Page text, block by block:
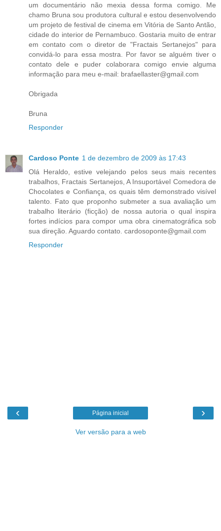
um documentário não mexia dessa forma comigo. Me
chamo Bruna sou produtora cultural e estou desenvolvendo
um projeto de festival de cinema em Vitória de Santo Antão,
cidade do interior de Pernambuco. Gostaria muito de entrar
em contato com o diretor de "Fractais Sertanejos" para
convidá-lo para essa mostra. Por favor se alguém tiver o
contato dele e puder colaborara comigo envie alguma
informação para meu e-mail: brafaellaster@gmail.com
Obrigada
Bruna
Responder
Cardoso Ponte 1 de dezembro de 2009 às 17:43
Olá Heraldo, estive velejando pelos seus mais recentes
trabalhos, Fractais Sertanejos, A Insuportável Comedora de
Chocolates e Confiança, os quais têm demonstrado visível
talento. Fato que proponho submeter a sua avaliação um
trabalho literário (ficção) de nossa autoria o qual inspira
fortes indícios para compor uma obra cinematográfica sob
sua direção. Aguardo contato. cardosoponte@gmail.com
Responder
‹ ›
Página inicial
Ver versão para a web